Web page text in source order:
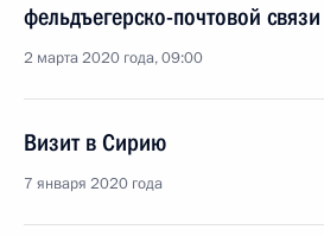
фельдъегерско-почтовой связи
2 марта 2020 года, 09:00
Визит в Сирию
7 января 2020 года